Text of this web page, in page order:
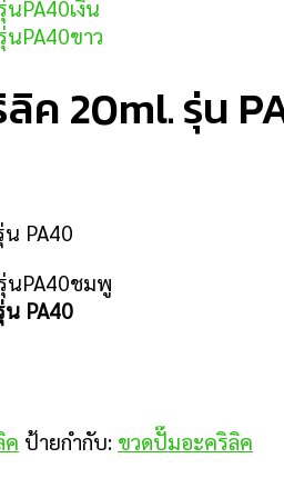
ค 20ml. รุ่น
PA40
PA40
ค ป้ายกำกับ: ขวดปั๊มอะคริลิค